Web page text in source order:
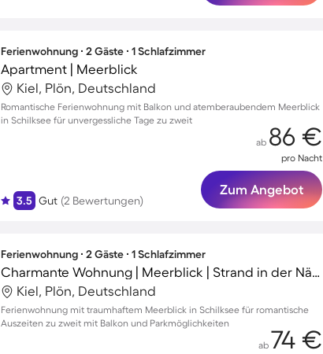
Ferienwohnung ∙ 2 Gäste ∙ 1 Schlafzimmer
Apartment | Meerblick
Kiel, Plön, Deutschland
Romantische Ferienwohnung mit Balkon und atemberaubendem Meerblick
in Schilksee für unvergessliche Tage zu zweit
3.5 Gut (2 Bewertungen)
ab 86 €
pro Nacht
Zum Angebot
Ferienwohnung ∙ 2 Gäste ∙ 1 Schlafzimmer
Charmante Wohnung | Meerblick | Strand in der Nähe
Kiel, Plön, Deutschland
Ferienwohnung mit traumhaftem Meerblick in Schilksee für romantische
Auszeiten zu zweit mit Balkon und Parkmöglichkeiten
ab 74 €